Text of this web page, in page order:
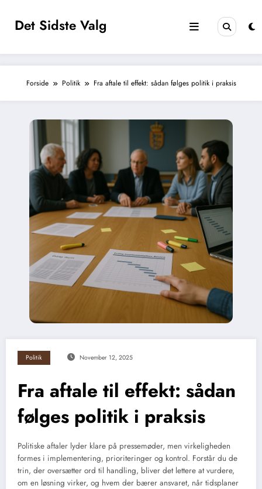
indholdDet Sidste Valg
Forside Politik Fra aftale til effekt: sådan følges politik i praksis
Politik November 12, 2025
Fra aftale til effekt: sådan
følges politik i praksis
Politiske aftaler lyder klare på pressemøder, men virkeligheden
formes i implementering, prioriteringer og kontrol. Forstår du de
trin, der oversætter ord til handling, bliver det lettere at vurdere,
om en løsning virker, og hvem der bærer ansvaret, når tidsplaner